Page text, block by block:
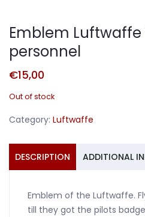
Emblem
personnel
€15,00
Out of stock
Category: Luftwaffe
DESCRIPTION ADDITIONAL
Emblem of the Luftwaffe.
till they got the pilots